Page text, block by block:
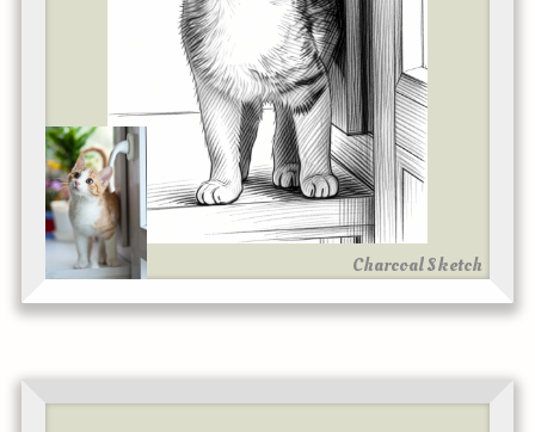
Charcoal Sketch